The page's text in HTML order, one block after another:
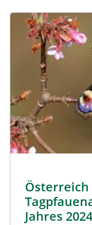
Naturmagazin:
Österreich
Jahres 2024
Österreich hat